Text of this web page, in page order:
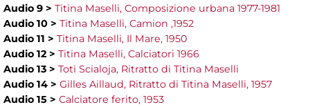
Audio 9 > Titina Maselli, Composizione urbana 1977-1981
Audio 10 > Titina Maselli, Camion ,1952
Audio 11 > Titina Maselli, Il Mare, 1950
Audio 12 > Titina Maselli, Calciatori 1966
Audio 13 > Toti Scialoja, Ritratto di Titina Maselli
Audio 14 > Gilles Aillaud, Ritratto di Titina Maselli, 1957
Audio 15 > Calciatore ferito, 1953